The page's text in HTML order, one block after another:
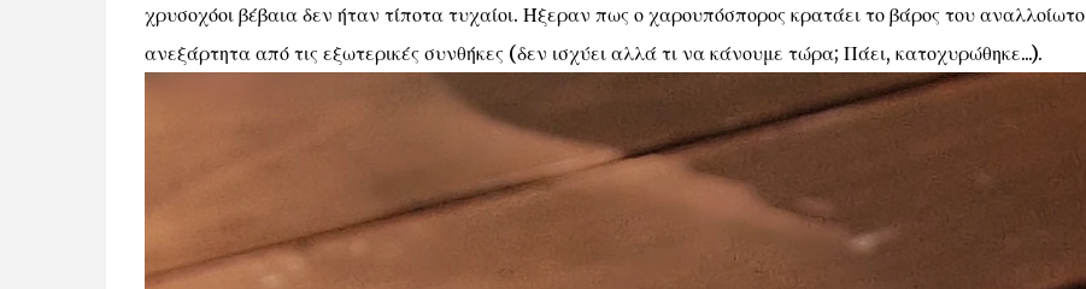
χρυσοχόοι βέβαια δεν ήταν τίποτα τυχαίοι. Ήξεραν πως ο χαρουπόσπορος κρατάει το βάρος του αναλλοίωτο
ανεξάρτητα από τις εξωτερικές συνθήκες (δεν ισχύει αλλά τι να κάνουμε τώρα; Πάει, κατοχυρώθηκε...).